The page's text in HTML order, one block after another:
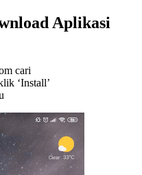
Aplikasi
cari
‘Install’